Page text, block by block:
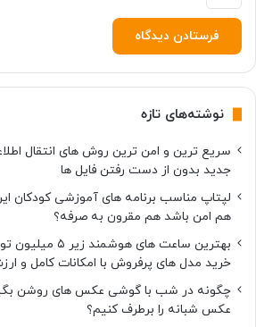
ر
و
ی
ر
[
ا
ا
نوشته‌های تازه
سریع ترین و امن ترین روش های انتقال
جدید بدون از دست رفتن فایل ها
لپتاپ مناسب برنامه های آموزشی کودکان
هم امن باشد هم مقرون به صرفه؟
بهترین ساعت های
خرید مدل های پرفروش با امکانات کامل و
چگونه در شب با گوشی عکس های روشن
عکس شبانه را برطرف کنیم؟